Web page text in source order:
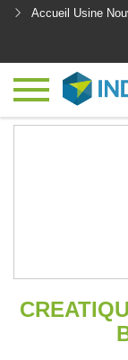
Accueil Usine